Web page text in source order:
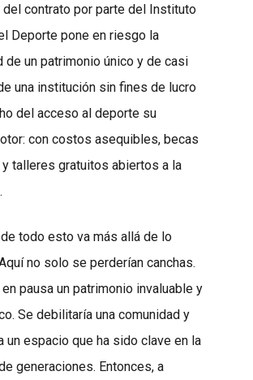
del contrato por parte del Instituto
Deporte pone en riesgo la
de un patrimonio único y de casi
una institución sin fines de lucro
del acceso al deporte su
con costos asequibles, becas
talleres gratuitos abiertos a la
todo esto va más allá de lo
no solo se perderían canchas.
pausa un patrimonio invaluable y
Se debilitaría una comunidad y
un espacio que ha sido clave en la
generaciones. Entonces, a